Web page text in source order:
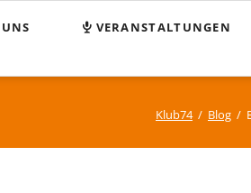
VERANSTALTUNGEN
Klub74 Blog